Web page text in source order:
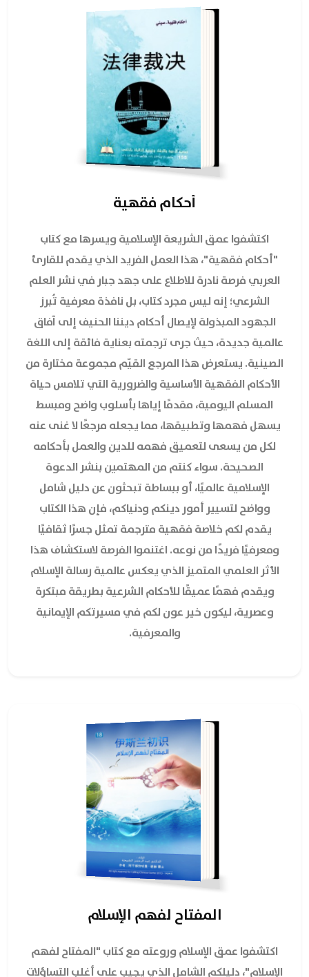
أحكام فقهية
اكتشفوا عمق الشريعة الإسلامية ويسرها مع كتاب
"أحكام فقهية"، هذا العمل الفريد الذي يقدم للقارئ
العربي فرصة نادرة للاطلاع على جهد جبار في نشر العلم
الشرعي؛ إنه ليس مجرد كتاب، بل نافذة معرفية تُبرز
الجهود المبذولة لإيصال أحكام ديننا الحنيف إلى آفاق
عالمية جديدة، حيث جرى ترجمته بعناية فائقة إلى اللغة
الصينية. يستعرض هذا المرجع القيّم مجموعة مختارة من
الأحكام الفقهية الأساسية والضرورية التي تلامس حياة
المسلم اليومية، مقدمًا إياها بأسلوب واضح ومبسط
يسهل فهمها وتطبيقها، مما يجعله مرجعًا لا غنى عنه
لكل من يسعى لتعميق فهمه للدين والعمل بأحكامه
الصحيحة. سواء كنتم من المهتمين بنشر الدعوة
الإسلامية عالميًا، أو ببساطة تبحثون عن دليل شامل
وواضح لتسيير أمور دينكم ودنياكم، فإن هذا الكتاب
يقدم لكم خلاصة فقهية مترجمة تمثل جسرًا ثقافيًا
ومعرفيًا فريدًا من نوعه. اغتنموا الفرصة لاستكشاف هذا
الأثر العلمي المتميز الذي يعكس عالمية رسالة الإسلام
ويقدم فهمًا عميقًا للأحكام الشرعية بطريقة مبتكرة
وعصرية، ليكون خير عون لكم في مسيرتكم الإيمانية
والمعرفية.
المفتاح لفهم الإسلام
اكتشفوا عمق الإسلام وروعته مع كتاب "المفتاح لفهم
الإسلام"، دليلكم الشامل الذي يجيب على أغلب التساؤلات